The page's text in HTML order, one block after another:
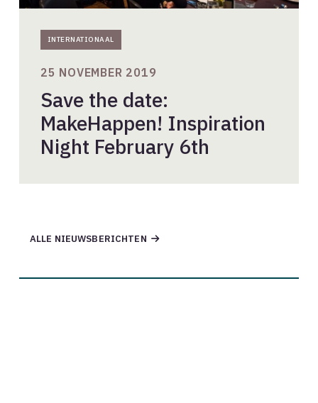
INTERNATIONAAL
Save the date:
MakeHappen! Inspiration
Night February 6th
25 NOVEMBER 2019
ALLE NIEUWSBERICHTEN